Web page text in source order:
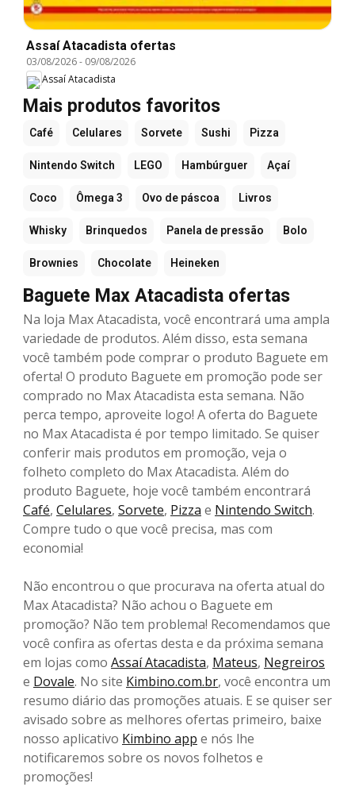
Assaí Atacadista ofertas
03/08/2026- 09/08/2026
Assaí Atacadista
Mais produtos favoritos
Café Celulares Sorvete Sushi Pizza
Nintendo Switch LEGO Hambúrguer Açaí
Coco Ômega 3 Ovo de páscoa Livros
Whisky Brinquedos Panela de pressão Bolo
Brownies Chocolate Heineken
Baguete Max Atacadista ofertas
Na loja Max Atacadista, você encontrará uma ampla
variedade de produtos. Além disso, esta semana
você também pode comprar o produto Baguete em
oferta! O produto Baguete em promoção pode ser
comprado no Max Atacadista esta semana. Não
perca tempo, aproveite logo! A oferta do Baguete
no Max Atacadista é por tempo limitado. Se quiser
conferir mais produtos em promoção, veja o
folheto completo do Max Atacadista. Além do
produto Baguete, hoje você também encontrará
Café, Celulares, Sorvete, Pizza e Nintendo Switch.
Compre tudo o que você precisa, mas com
economia!
Não encontrou o que procurava na oferta atual do
Max Atacadista? Não achou o Baguete em
promoção? Não tem problema! Recomendamos que
você confira as ofertas desta e da próxima semana
em lojas como Assaí Atacadista, Mateus, Negreiros
e Dovale. No site Kimbino.com.br, você encontra um
resumo diário das promoções atuais. E se quiser ser
avisado sobre as melhores ofertas primeiro, baixe
nosso aplicativo Kimbino app e nós lhe
notificaremos sobre os novos folhetos e
promoções!